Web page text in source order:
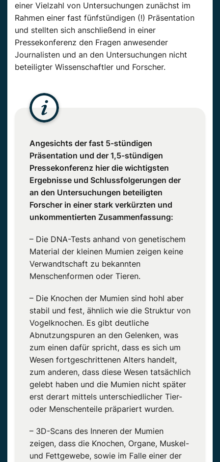
einer Vielzahl von Untersuchungen zunächst im
Rahmen einer fast fünfstündigen (!) Präsentation
und stellten sich anschließend in einer
Pressekonferenz den Fragen anwesender
Journalisten und an den Untersuchungen nicht
beteiligter Wissenschaftler und Forscher.
Angesichts der fast 5-stündigen
Präsentation und der 1,5-stündigen
Pressekonferenz hier die wichtigsten
Ergebnisse und Schlussfolgerungen der
an den Untersuchungen beteiligten
Forscher in einer stark verkürzten und
unkommentierten Zusammenfassung:
– Die DNA-Tests anhand von genetischem
Material der kleinen Mumien zeigen keine
Verwandtschaft zu bekannten
Menschenformen oder Tieren.
– Die Knochen der Mumien sind hohl aber
stabil und fest, ähnlich wie die Struktur von
Vogelknochen. Es gibt deutliche
Abnutzungspuren an den Gelenken, was
zum einen dafür spricht, dass es sich um
Wesen fortgeschrittenen Alters handelt,
zum anderen, dass diese Wesen tatsächlich
gelebt haben und die Mumien nicht später
erst derart mittels unterschiedlicher Tier-
oder Menschenteile präpariert wurden.
– 3D-Scans des Inneren der Mumien
zeigen, dass die Knochen, Organe, Muskel-
und Fettgewebe, sowie im Falle einer der